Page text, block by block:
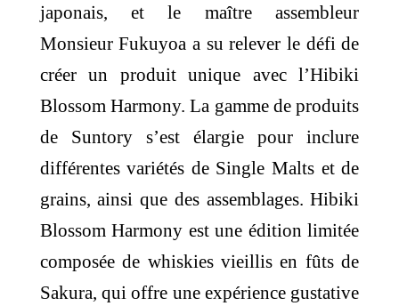
japonais, et le maître assembleur
Monsieur Fukuyoa a su relever le défi de
créer un produit unique avec l’Hibiki
Blossom Harmony. La gamme de produits
de Suntory s’est élargie pour inclure
différentes variétés de Single Malts et de
grains, ainsi que des assemblages. Hibiki
Blossom Harmony est une édition limitée
composée de whiskies vieillis en fûts de
Sakura, qui offre une expérience gustative